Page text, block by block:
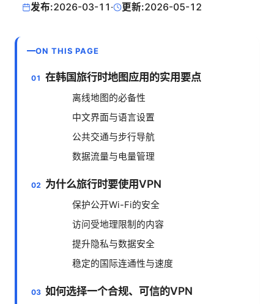
发布:2026-03-11 · 更新:2026-05-12
ON THIS PAGE
在韩国旅行时地图应用的实用要点
离线地图的必备性
中文界面与语言设置
公共交通与步行导航
数据流量与电量管理
为什么旅行时要使用VPN
保护公开Wi-Fi的安全
访问受地理限制的内容
提升隐私与数据安全
稳定的国际连通性与速度
如何选择一个合规、可信的VPN